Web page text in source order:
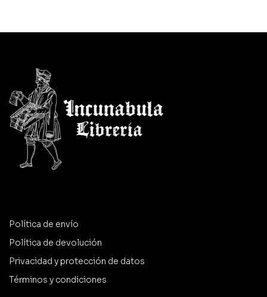
Política de envío
Política de devolución
Privacidad y protección de datos
Términos y condiciones